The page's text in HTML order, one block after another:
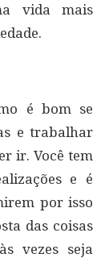
vida mais
é bom se
e trabalhar
ir. Você tem
e é
por isso
das coisas
vezes seja